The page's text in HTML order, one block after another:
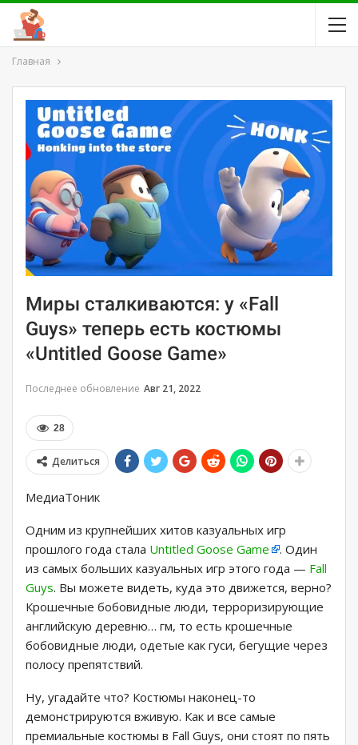
Главная
Миры сталкиваются: у «Fall
Guys» теперь есть костюмы
«Untitled Goose Game»
Последнее обновление Авг 21, 2022
28
Делиться
МедиаТоник
Одним из крупнейших хитов казуальных игр
прошлого года стала Untitled Goose Game
. Один
из самых больших казуальных игр этого года — Fall
Guys. Вы можете видеть, куда это движется, верно?
Крошечные бобовидные люди, терроризирующие
английскую деревню… гм, то есть крошечные
бобовидные люди, одетые как гуси, бегущие через
полосу препятствий.
Ну, угадайте что? Костюмы наконец-то
демонстрируются вживую. Как и все самые
премиальные костюмы в Fall Guys, они стоят по пять